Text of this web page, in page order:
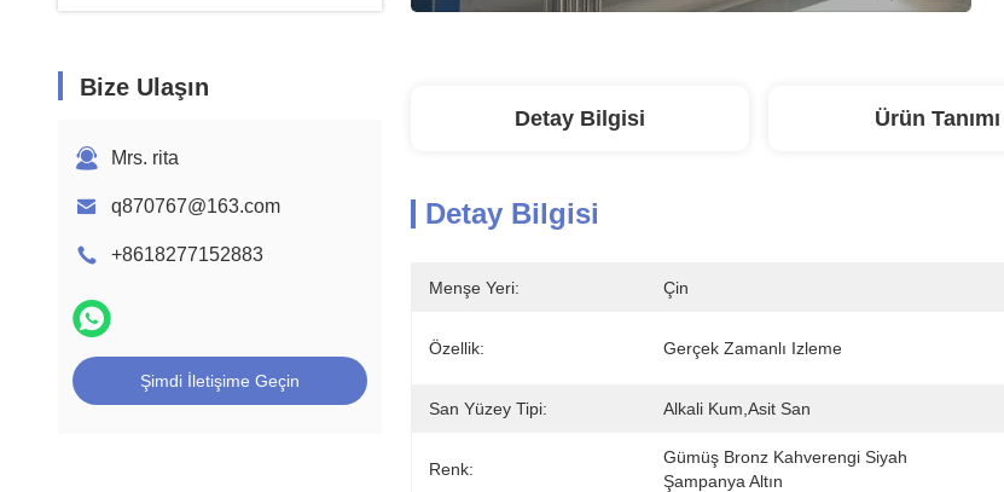
Bize Ulaşın
Mrs. rita
q870767@163.com
+8618277152883
Şimdi İletişime Geçin
Detay Bilgisi Ürün Tanımı
Detay Bilgisi
Menşe Yeri: Çin
Özellik: Gerçek Zamanlı Izleme
San Yüzey Tipi: Alkali Kum,Asit San
Renk:
Gümüş Bronz Kahverengi Siyah
Şampanya Altın